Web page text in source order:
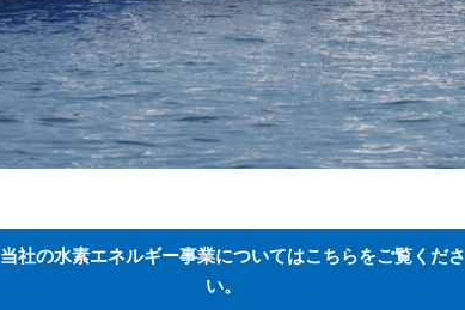
当社の水素エネルギー事業についてはこちらをご覧くださ
い。